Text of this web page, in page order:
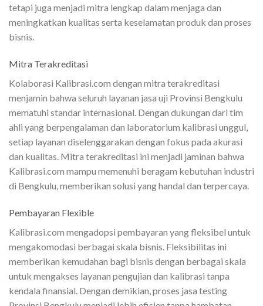
tetapi juga menjadi mitra lengkap dalam menjaga dan
meningkatkan kualitas serta keselamatan produk dan proses
bisnis.
Mitra Terakreditasi
Kolaborasi Kalibrasi.com dengan mitra terakreditasi
menjamin bahwa seluruh layanan jasa uji Provinsi Bengkulu
mematuhi standar internasional. Dengan dukungan dari tim
ahli yang berpengalaman dan laboratorium kalibrasi unggul,
setiap layanan diselenggarakan dengan fokus pada akurasi
dan kualitas. Mitra terakreditasi ini menjadi jaminan bahwa
Kalibrasi.com mampu memenuhi beragam kebutuhan industri
di Bengkulu, memberikan solusi yang handal dan terpercaya.
Pembayaran Flexible
Kalibrasi.com mengadopsi pembayaran yang fleksibel untuk
mengakomodasi berbagai skala bisnis. Fleksibilitas ini
memberikan kemudahan bagi bisnis dengan berbagai skala
untuk mengakses layanan pengujian dan kalibrasi tanpa
kendala finansial. Dengan demikian, proses jasa testing